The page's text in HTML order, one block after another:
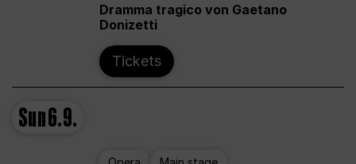
Dramma tragico von Gaetano
Donizetti
Tickets
Sun6.9.